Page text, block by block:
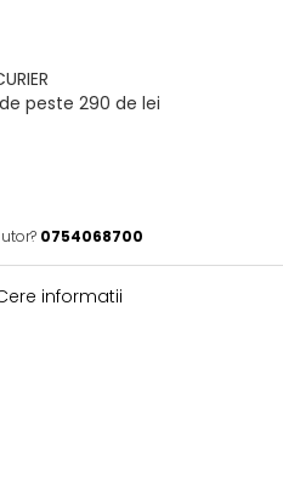
peste 290 de lei
0754068700
informatii